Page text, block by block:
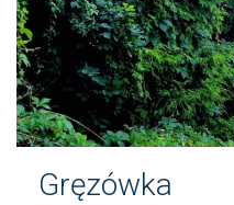
Gręzówka